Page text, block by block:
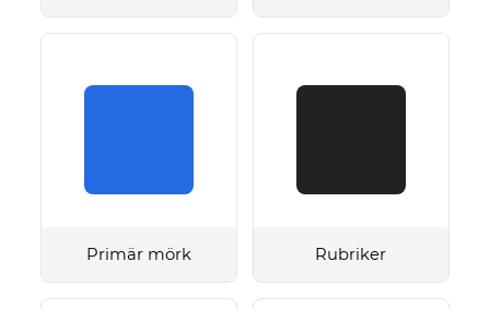
Primär mörk Rubriker